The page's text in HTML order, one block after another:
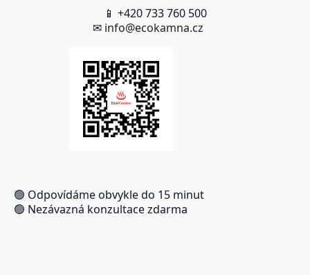
📱 +420 733 760 500
✉ info@ecokamna.cz
🟢 Odpovídáme obvykle do 15 minut
🟢 Nezávazná konzultace zdarma